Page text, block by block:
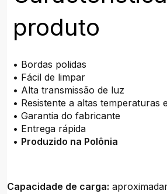
produto
• Bordas polidas
• Fácil de limpar
• Alta transmissão de luz
• Resistente a altas temperaturas
• Garantia do fabricante
• Entrega rápida
• Produzido na Polônia
Capacidade de carga: